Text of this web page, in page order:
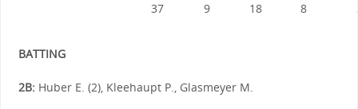
37 9 18 8
BATTING
2B:Huber E. (2), Kleehaupt P., Glasmeyer M.